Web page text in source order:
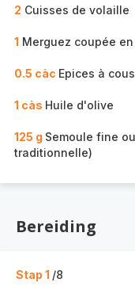
2 Cuisses de volaille
1 Merguez coupée
0.5 càc Epices à
1 càs Huile d'olive
125 g Semoule fine
traditionnelle)
Bereiding
Stap 1 /8